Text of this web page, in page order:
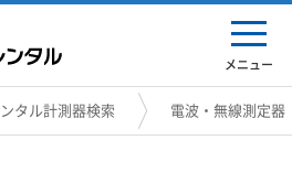
メニュー
ンタル計測器検索 電波・無線測定器